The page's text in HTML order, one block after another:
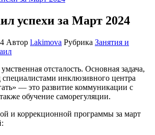
успехи за Март 2024
Автор l.akimova Рубрика Занятия и
отсталость. Основная задача,
специалистами инклюзивного центра
— это развитие коммуникации с
обучение саморегуляции.
и коррекционной программы за март